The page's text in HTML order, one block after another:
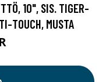
10", SIS. TIGER-
TOUCH, MUSTA